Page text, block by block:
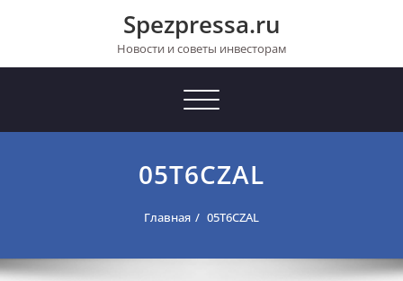
Spezpressa.ru
Новости и советы инвесторам
Toggle
05T6CZAL
Главная 05T6CZAL